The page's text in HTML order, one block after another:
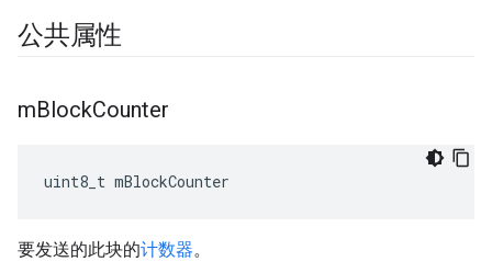
公共属性
mBlockCounter
uint8_t mBlockCounter
要发送的此块的计数器。